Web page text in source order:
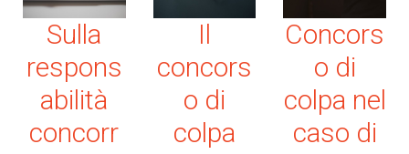
Sulla
respons
abilità
concorr
Il
concors
o di
colpa
Concors
o di
colpa nel
caso di